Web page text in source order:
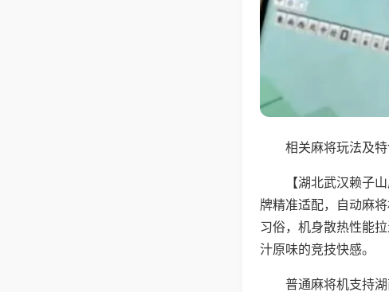
相关麻将玩法及
【湖北武汉赖子
牌精准适配，自动麻
习俗，机身散热性能
汁原味的竞技快感。
普通麻将机支持